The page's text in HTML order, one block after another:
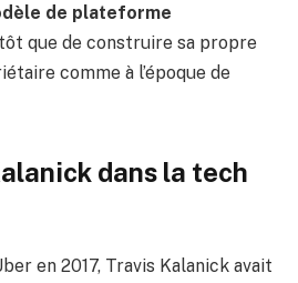
de plateforme
que de construire sa propre
comme à l’époque de
dans la tech
en 2017, Travis Kalanick avait